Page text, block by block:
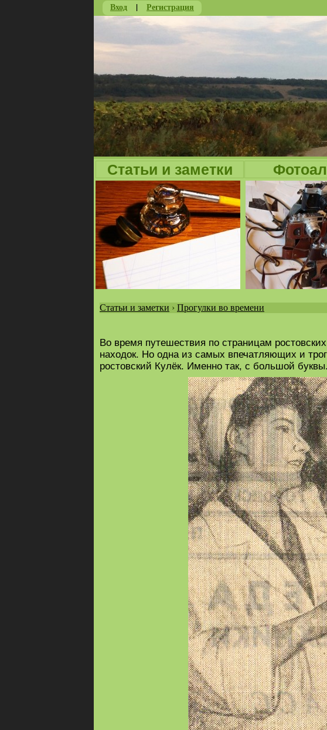
Вход | Регистрация
Статьи и заметки
здесь
Статьи и заметки › Прогулки во времени
Во время путешествия по страницам
находок. Но одна из самых впечатляющих и
ростовский Кулёк. Именно так, с большой буквы.